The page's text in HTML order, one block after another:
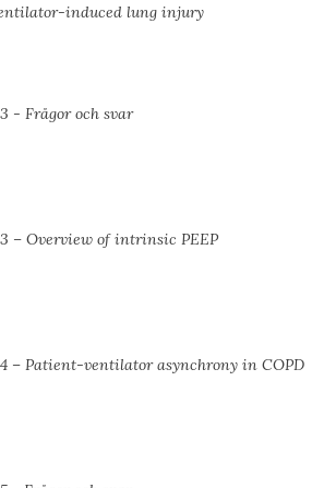
induced lung injury
- Frågor och svar
– Overview of intrinsic PEEP
– Patient-ventilator asynchrony in COPD